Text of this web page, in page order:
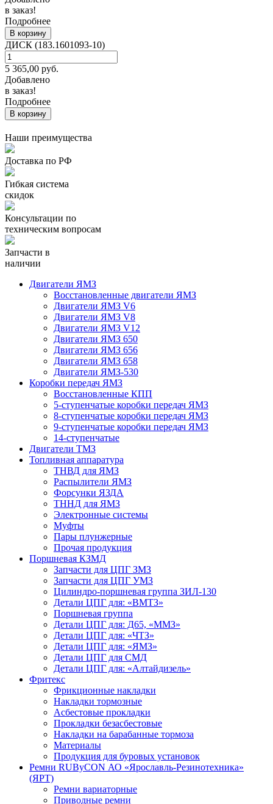
в заказ!
Подробнее
В корзину
ДИСК (183.1601093-10)
5 365,00 руб.
Добавлено
в заказ!
Подробнее
В корзину
Наши преимущества
Доставка по РФ
Гибкая система
скидок
Консультации по
техническим вопросам
Запчасти в
наличии
Двигатели ЯМЗ
Восстановленные двигатели ЯМЗ
Двигатели ЯМЗ V6
Двигатели ЯМЗ V8
Двигатели ЯМЗ V12
Двигатели ЯМЗ 650
Двигатели ЯМЗ 656
Двигатели ЯМЗ 658
Двигатели ЯМЗ-530
Коробки передач ЯМЗ
Восстановленные КПП
5-ступенчатые коробки передач ЯМЗ
8-ступенчатые коробки передач ЯМЗ
9-ступенчатые коробки передач ЯМЗ
14-ступенчатые
Двигатели ТМЗ
Топливная аппаратура
ТНВД для ЯМЗ
Распылители ЯМЗ
Форсунки ЯЗДА
ТННД для ЯМЗ
Электронные системы
Муфты
Пары плунжерные
Прочая продукция
Поршневая КЗМД
Запчасти для ЦПГ ЗМЗ
Запчасти для ЦПГ УМЗ
Цилиндро-поршневая группа ЗИЛ-130
Детали ЦПГ для: «ВМТЗ»
Поршневая группа
Детали ЦПГ для: Д65, «ММЗ»
Детали ЦПГ для: «ЧТЗ»
Детали ЦПГ для: «ЯМЗ»
Детали ЦПГ для СМД
Детали ЦПГ для: «Алтайдизель»
Фритекс
Фрикционные накладки
Накладки тормозные
Асбестовые прокладки
Прокладки безасбестовые
Накладки на барабанные тормоза
Материалы
Продукция для буровых установок
Ремни RUByCON АО «Ярославль-Резинотехника»
(ЯРТ)
Ремни вариаторные
Приводные ремни